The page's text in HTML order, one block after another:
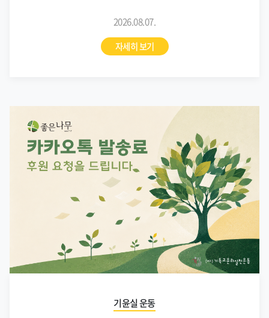
[기윤실 좋은나무] 카카오톡 발송료 후원
요청을 드립니다. (정병오)
2026.08.06.
자세히 보기